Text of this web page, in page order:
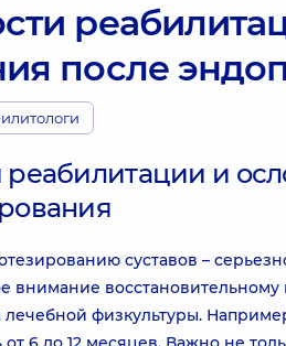
после
реабилитации и
суставов –
внимание
физкультуры.